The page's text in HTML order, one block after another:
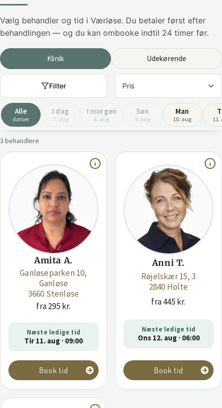
Vælg behandler og tid i Værløse. Du betaler først efter
behandlingen — og du kan ombooke indtil 24 timer før.
Klinik Udekørende
Filter
Alle
datoer
I dag
7. aug
I morgen
8. aug
Søn
9. aug
Man
10. aug 11.
3 behandlere
Amita A.
Ganløseparken 10,
Ganløse
3660 Stenløse
fra 295 kr.
Næste ledige tid
Tir 11. aug · 09:00
Book tid
Anni T.
Røjelskær 15, 3
2840 Holte
fra 445 kr.
Næste ledige tid
Ons 12. aug · 06:00
Book tid